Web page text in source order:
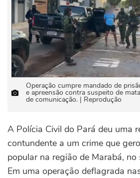
Operação cumpre mandado de
e apreensão contra suspeito de
de comunicação. | Reprodução
A Polícia Civil do Pará deu uma
contundente a um crime que
popular na região de Marabá, no
Em uma operação deflagrada